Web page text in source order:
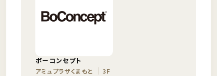
ボーコンセプト
アミュプラザくまもと
3F